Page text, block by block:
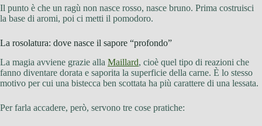
Il punto è che un ragù non nasce rosso, nasce bruno. Prima costruisci
la base di aromi, poi ci metti il pomodoro.
La rosolatura: dove nasce il sapore “profondo”
La magia avviene grazie alla Maillard, cioè quel tipo di reazioni che
fanno diventare dorata e saporita la superficie della carne. È lo stesso
motivo per cui una bistecca ben scottata ha più carattere di una lessata.
Per farla accadere, però, servono tre cose pratiche: